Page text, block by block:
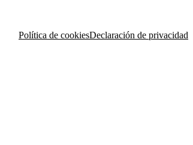
Política de cookiesDeclaración de privacidad